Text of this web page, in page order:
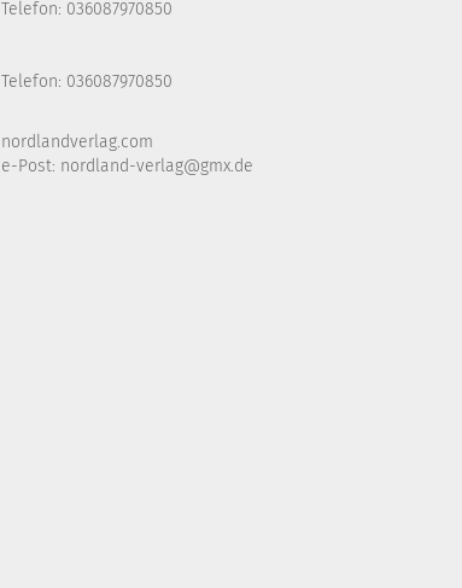
Telefon: 036087970850
Telefon: 036087970850
nordlandverlag.com
e-Post: nordland-verlag@gmx.de